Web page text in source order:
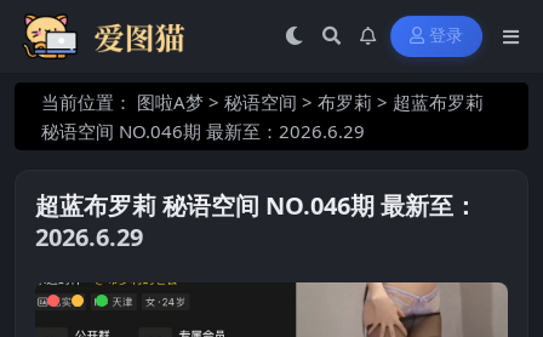
登录
当前位置： 图啦A梦 > 秘语空间 > 布罗莉 > 超蓝布罗莉
秘语空间 NO.046期 最新至：2026.6.29
超蓝布罗莉 秘语空间 NO.046期 最新至：
2026.6.29